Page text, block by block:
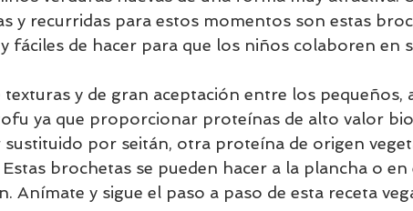
y recurridas para estos momentos son estas
fáciles de hacer para que los niños colaboren en
y de gran aceptación entre los pequeños,
ya que proporcionar proteínas de alto valor
sustituido por seitán, otra proteína de origen
brochetas se pueden hacer a la plancha o
Anímate y sigue el paso a paso de esta receta